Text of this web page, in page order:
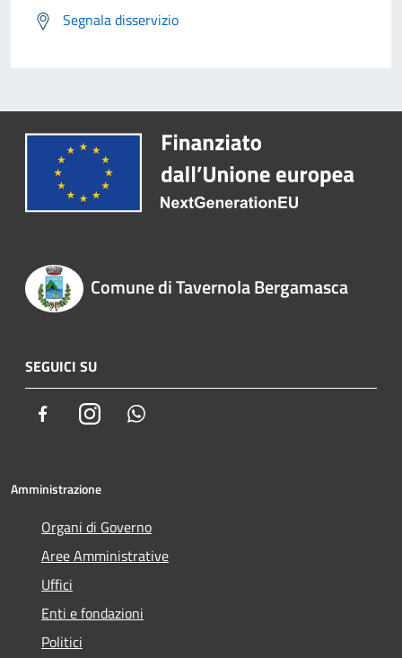
Segnala disservizio
Comune di Tavernola Bergamasca
SEGUICI SU
FacebookInstagram
Amministrazione
Organi di Governo
Aree Amministrative
Uffici
Enti e fondazioni
Politici